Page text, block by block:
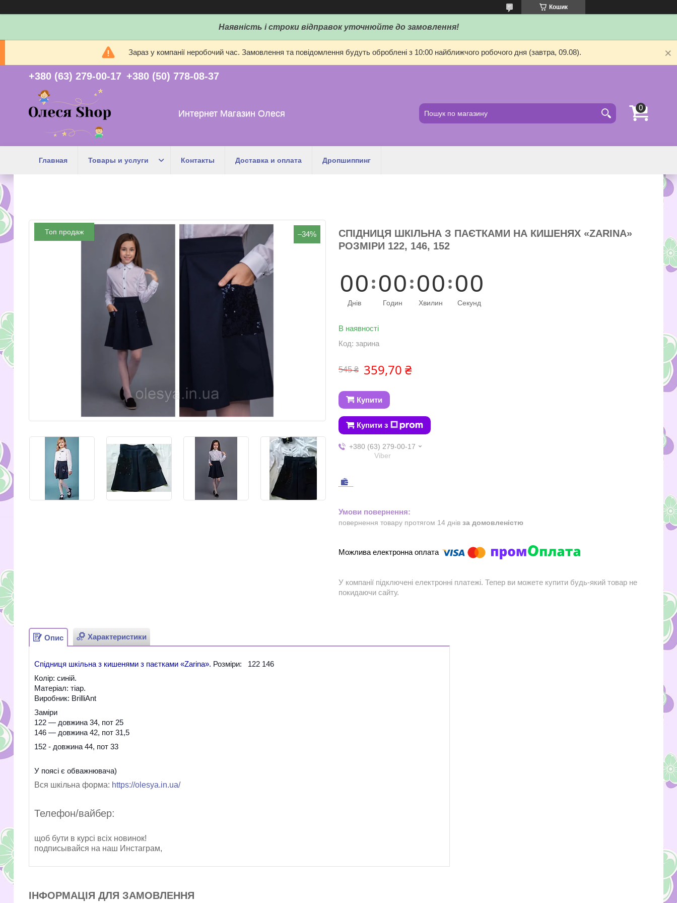
Кошик
Наявність і строки відправок уточнюйте до замовлення!
Зараз у компанії неробочий час. Замовлення та повідомлення будуть оброблені з 10:00 найближчого робочого дня (завтра, 09.08).
+380 (63) 279-00-17 +380 (50) 778-08-37
Интернет Магазин Олеся
Главная Товары и услуги Контакты Доставка и оплата Дропшиппинг
Топ продаж –34%
СПІДНИЦЯ ШКІЛЬНА З ПАЄТКАМИ НА КИШЕНЯХ «ZARINA»
РОЗМІРИ 122, 146, 152
00
Днів
00
Годин
00
Хвилин
00
Секунд
В наявності
Код: зарина
545 ₴ 359,70 ₴
Купити
Купити з
+380 (63) 279-00-17
Viber
повернення товару протягом 14 днів за домовленістю
У компанії підключені електронні платежі. Тепер ви можете купити будь-який товар не
покидаючи сайту.
Опис Характеристики
Спідниця шкільна з кишенями з паєтками «Zarina». Розміри: 122 146
Колір: синій.
Матеріал: тіар.
Виробник: BrilliAnt
Заміри
122 — довжина 34, пот 25
146 — довжина 42, пот 31,5
152 - довжина 44, пот 33
У поясі є обважнювача)
Вся шкільна форма: https://olesya.in.ua/
Телефон/вайбер:
щоб бути в курсі всіх новинок!
подписывайся на наш Инстаграм,
ІНФОРМАЦІЯ ДЛЯ ЗАМОВЛЕННЯ